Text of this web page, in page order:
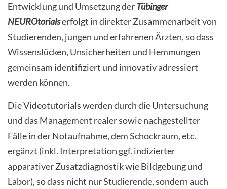
Entwicklung und Umsetzung derTübinger
NEUROtorialserfolgt in direkter Zusammenarbeit von
Studierenden, jungen und erfahrenen Ärzten, so dass
Wissenslücken, Unsicherheiten und Hemmungen
gemeinsam identifiziert und innovativ adressiert
werden können.
Die Videotutorials werden durch die Untersuchung
und das Management realer sowie nachgestellter
Fälle in der Notaufnahme, dem Schockraum, etc.
ergänzt (inkl. Interpretation ggf. indizierter
apparativer Zusatzdiagnostik wie Bildgebung und
Labor), so dass nicht nur Studierende, sondern auch